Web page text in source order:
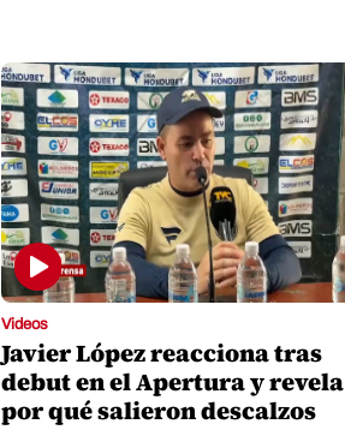
Videos
Javier López reacciona tras
debut en el Apertura y revela
por qué salieron descalzos